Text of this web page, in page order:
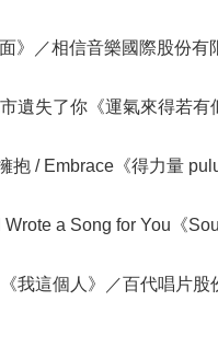
》／相信音樂國際股份有
遺失了你《運氣來得若
抱 / Embrace《得力量
a Song for You《
我這個人》／百代唱片股